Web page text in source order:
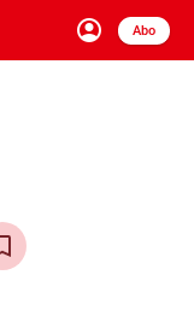
account_circle
Anmelden
Abo
close Schließen
arrow_right